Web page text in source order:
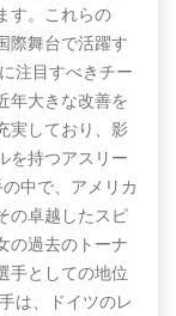
す。これらの
際舞台で活躍す
注目すべきチー
年大きな改善を
実しており、影
を持つアスリー
中で、アメリカ
の卓越したスピ
の過去のトーナ
手としての地位
は、ドイツのレ